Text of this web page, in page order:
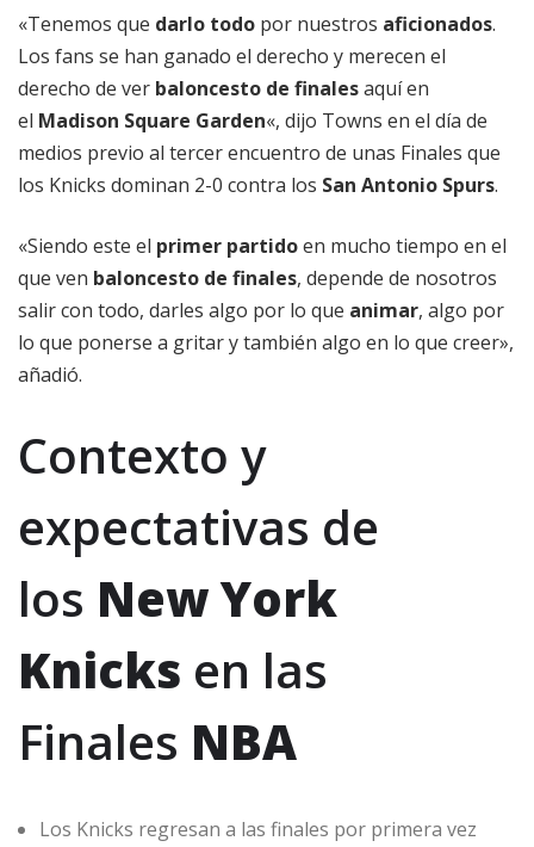
«Tenemos que darlo todo por nuestros aficionados.
Los fans se han ganado el derecho y merecen el
derecho de ver baloncesto de finalesaquí en
el Madison Square Garden«, dijo Towns en el día de
medios previo al tercer encuentro de unas Finales que
los Knicks dominan 2-0 contra los San Antonio Spurs.
«Siendo este el primer partidoen mucho tiempo en el
que ven baloncesto de finales, depende de nosotros
salir con todo, darles algo por lo que animar, algo por
lo que ponerse a gritar y también algo en lo que creer»,
añadió.
Contexto y
expectativas de
los New York
Knicks en las
Finales NBA
Los Knicks regresan a las finales por primera vez